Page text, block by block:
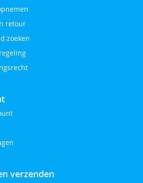
retour
zoeken
verzenden